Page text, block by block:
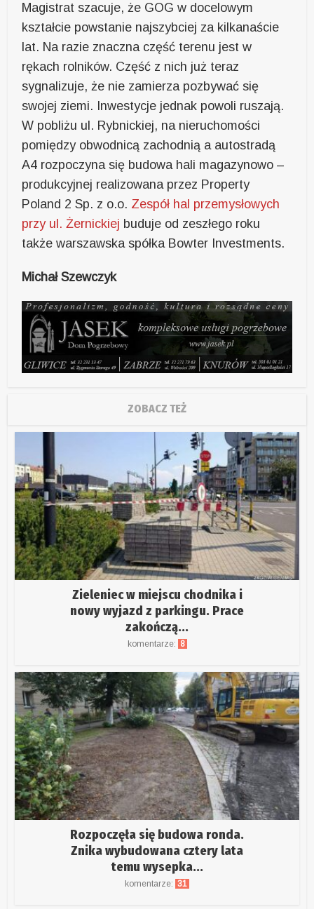
Magistrat szacuje, że GOG w docelowym
kształcie powstanie najszybciej za kilkanaście
lat. Na razie znaczna część terenu jest w
rękach rolników. Część z nich już teraz
sygnalizuje, że nie zamierza pozbywać się
swojej ziemi. Inwestycje jednak powoli ruszają.
W pobliżu ul. Rybnickiej, na nieruchomości
pomiędzy obwodnicą zachodnią a autostradą
A4 rozpoczyna się budowa hali magazynowo –
produkcyjnej realizowana przez Property
Poland 2 Sp. z o.o. Zespół hal przemysłowych
przy ul. Żernickiej buduje od zeszłego roku
także warszawska spółka Bowter Investments.
Michał Szewczyk
ZOBACZ TEŻ
Zieleniec w miejscu chodnika i
nowy wyjazd z parkingu. Prace
zakończą...
komentarze: 8
Rozpoczęła się budowa ronda.
Znika wybudowana cztery lata
temu wysepka...
komentarze: 31